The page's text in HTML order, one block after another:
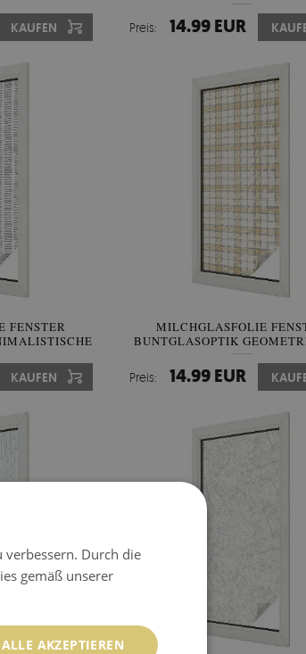
KAUFEN Preis: 14.99 EUR
FENSTER
KAUFEN
MILCHGLASFOLIE
BUNTGLASOPTIK
RASTER
Preis: 14.99 EUR
Durch die
gemäß unserer
ALLE AKZEPTIEREN